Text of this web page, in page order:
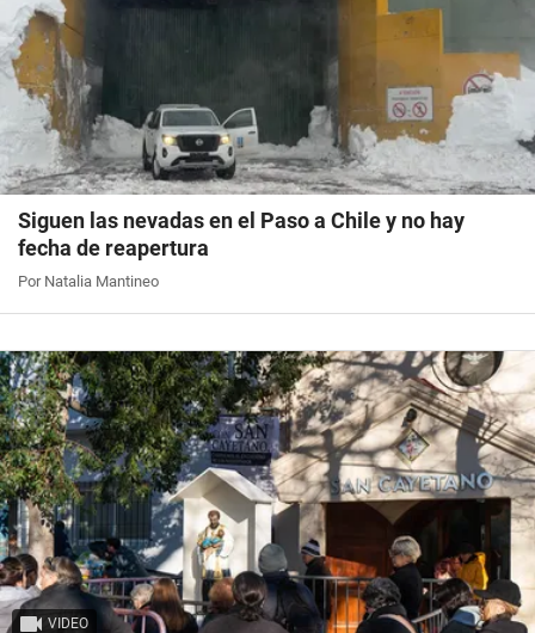
Siguen las nevadas en el Paso a Chile y no hay
fecha de reapertura
Por Natalia Mantineo
VIDEO